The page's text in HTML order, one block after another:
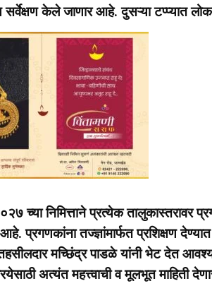
सर्वेक्षण केले जाणार आहे. दुसऱ्या टप्प्यात
च्या निमित्ताने प्रत्येक तालुकास्तरावर
प्रगणकांना तज्ज्ञांमार्फत प्रशिक्षण
मच्छिंद्र पाडळे यांनी भेट देत
अत्यंत महत्त्वाची व मूलभूत माहिती